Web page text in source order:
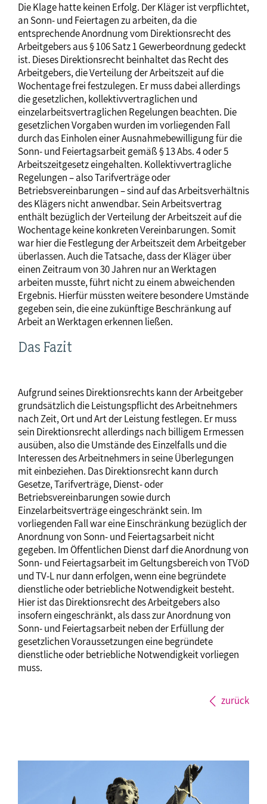
Die Klage hatte keinen Erfolg. Der Kläger ist verpflichtet,
an Sonn- und Feiertagen zu arbeiten, da die
entsprechende Anordnung vom Direktionsrecht des
Arbeitgebers aus § 106 Satz 1 Gewerbeordnung gedeckt
ist. Dieses Direktionsrecht beinhaltet das Recht des
Arbeitgebers, die Verteilung der Arbeitszeit auf die
Wochentage frei festzulegen. Er muss dabei allerdings
die gesetzlichen, kollektivvertraglichen und
einzelarbeitsvertraglichen Regelungen beachten. Die
gesetzlichen Vorgaben wurden im vorliegenden Fall
durch das Einholen einer Ausnahmebewilligung für die
Sonn- und Feiertagsarbeit gemäß § 13 Abs. 4 oder 5
Arbeitszeitgesetz eingehalten. Kollektivvertragliche
Regelungen – also Tarifverträge oder
Betriebsvereinbarungen – sind auf das Arbeitsverhältnis
des Klägers nicht anwendbar. Sein Arbeitsvertrag
enthält bezüglich der Verteilung der Arbeitszeit auf die
Wochentage keine konkreten Vereinbarungen. Somit
war hier die Festlegung der Arbeitszeit dem Arbeitgeber
überlassen. Auch die Tatsache, dass der Kläger über
einen Zeitraum von 30 Jahren nur an Werktagen
arbeiten musste, führt nicht zu einem abweichenden
Ergebnis. Hierfür müssten weitere besondere Umstände
gegeben sein, die eine zukünftige Beschränkung auf
Arbeit an Werktagen erkennen ließen.
Das Fazit
Aufgrund seines Direktionsrechts kann der Arbeitgeber
grundsätzlich die Leistungspflicht des Arbeitnehmers
nach Zeit, Ort und Art der Leistung festlegen. Er muss
sein Direktionsrecht allerdings nach billigem Ermessen
ausüben, also die Umstände des Einzelfalls und die
Interessen des Arbeitnehmers in seine Überlegungen
mit einbeziehen. Das Direktionsrecht kann durch
Gesetze, Tarifverträge, Dienst- oder
Betriebsvereinbarungen sowie durch
Einzelarbeitsverträge eingeschränkt sein. Im
vorliegenden Fall war eine Einschränkung bezüglich der
Anordnung von Sonn- und Feiertagsarbeit nicht
gegeben. Im Öffentlichen Dienst darf die Anordnung von
Sonn- und Feiertagsarbeit im Geltungsbereich von TVöD
und TV-L nur dann erfolgen, wenn eine begründete
dienstliche oder betriebliche Notwendigkeit besteht.
Hier ist das Direktionsrecht des Arbeitgebers also
insofern eingeschränkt, als dass zur Anordnung von
Sonn- und Feiertagsarbeit neben der Erfüllung der
gesetzlichen Voraussetzungen eine begründete
dienstliche oder betriebliche Notwendigkeit vorliegen
muss.
zurück